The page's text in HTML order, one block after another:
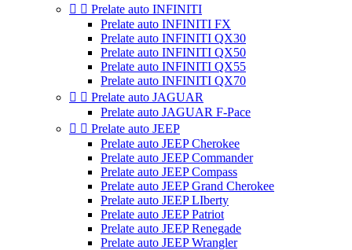
  Prelate auto INFINITI
Prelate auto INFINITI FX
Prelate auto INFINITI QX30
Prelate auto INFINITI QX50
Prelate auto INFINITI QX55
Prelate auto INFINITI QX70
  Prelate auto JAGUAR
Prelate auto JAGUAR F-Pace
  Prelate auto JEEP
Prelate auto JEEP Cherokee
Prelate auto JEEP Commander
Prelate auto JEEP Compass
Prelate auto JEEP Grand Cherokee
Prelate auto JEEP LIberty
Prelate auto JEEP Patriot
Prelate auto JEEP Renegade
Prelate auto JEEP Wrangler